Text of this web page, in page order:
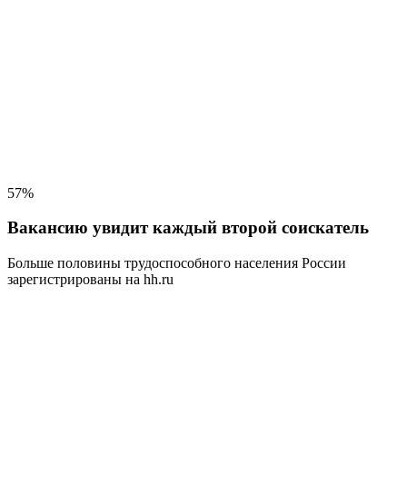
57%
Вакансию увидит каждый второй соискатель
Больше половины трудоспособного населения России
зарегистрированы на hh.ru